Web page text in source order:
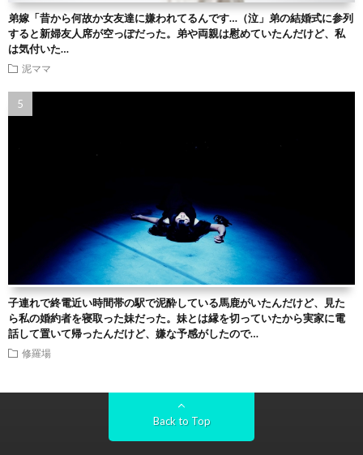
弟嫁「昔から何故か女友達に嫌われてるんです…（泣」弟の結婚式に参列
すると新婦友人席が空っぽだった。弟や両親は慰めていたんだけど、私
は気付いた…
泥ママ
子連れで終電近い時間帯の駅で泥酔している馬鹿がいたんだけど、見た
ら私の婚約者を寝取った妹だった。妹とは縁を切っていたから実家に電
話して置いて帰ったんだけど、嫌な予感がしたので…
修羅場
Back to Top